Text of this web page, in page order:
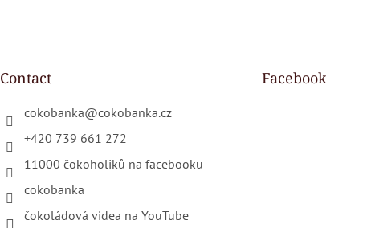
Contact
cokobanka@cokobanka.cz
+420 739 661 272
11000 čokoholiků na facebooku
cokobanka
čokoládová videa na YouTube
Facebook